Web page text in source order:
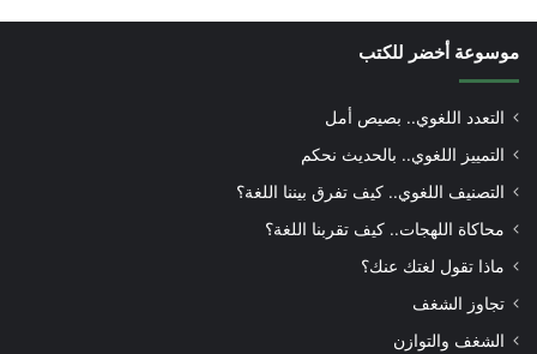
موسوعة أخضر للكتب
التعدد اللغوي.. بصيص أمل
التمييز اللغوي.. بالحديث نحكم
التصنيف اللغوي.. كيف تفرق بيننا اللغة؟
محاكاة اللهجات.. كيف تقربنا اللغة؟
ماذا تقول لغتك عنك؟
تجاوز الشغف
الشغف والتوازن